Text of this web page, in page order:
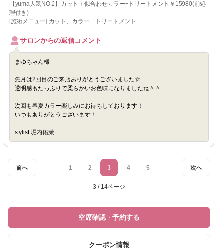
【yuma人気NO.2】カット＋似合わせカラー+トリートメント￥15980(前処
理付き)
[施術メニュー] カット、カラー、トリートメント
サロンからの返信コメント
まゆちゃん様
先月は2回目のご来店ありがとうございました☆
透明感もたっぷりで柔らかいお色味になりましたね＾＾
次回も春夏カラー楽しみにお待ちしております！
いつもありがとうございます！
stylist 堀内佑茉
前へ 次へ
1 2 3 4 5
3 / 14ページ
空席確認・予約する
クーポン情報